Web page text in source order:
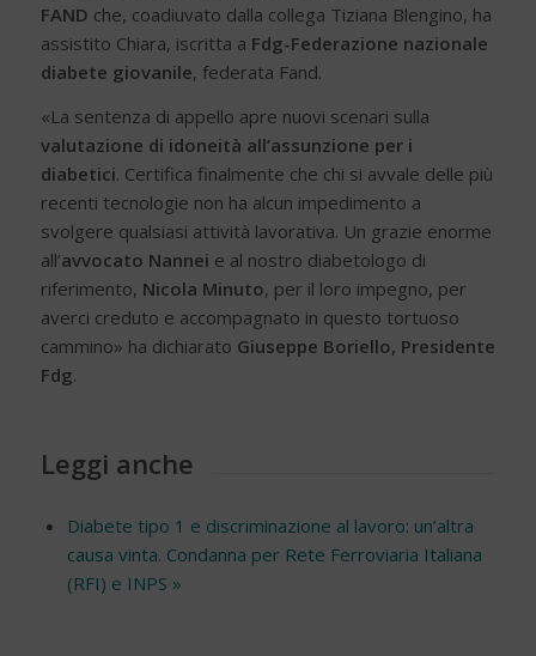
FAND che, coadiuvato dalla collega Tiziana Blengino, ha
assistito Chiara, iscritta a Fdg-Federazione nazionale
diabete giovanile, federata Fand.
«La sentenza di appello apre nuovi scenari sulla
valutazione di idoneità all’assunzione per i
diabetici. Certifica finalmente che chi si avvale delle più
recenti tecnologie non ha alcun impedimento a
svolgere qualsiasi attività lavorativa. Un grazie enorme
all’avvocato Nannei e al nostro diabetologo di
riferimento, Nicola Minuto, per il loro impegno, per
averci creduto e accompagnato in questo tortuoso
cammino» ha dichiarato Giuseppe Boriello, Presidente
Fdg.
Leggi anche
Diabete tipo 1 e discriminazione al lavoro: un’altra
causa vinta. Condanna per Rete Ferroviaria Italiana
(RFI) e INPS »